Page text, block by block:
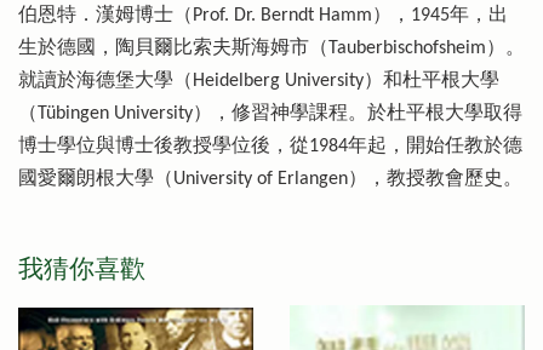
伯恩特．漢姆博士（Prof. Dr. Berndt Hamm），1945年，出
生於德國，陶貝爾比索夫斯海姆市（Tauberbischofsheim）。
就讀於海德堡大學（Heidelberg University）和杜平根大學
（Tübingen University），修習神學課程。於杜平根大學取得
博士學位與博士後教授學位後，從1984年起，開始任教於德
國愛爾朗根大學（University of Erlangen），教授教會歷史。
我猜你喜歡